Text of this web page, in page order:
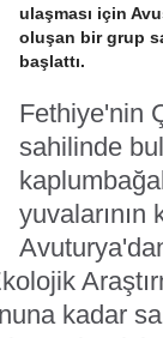
ulaşması için
oluşan bir grup
başlattı.
Fethiye'nin
sahilinde
yuvalarının
kadar